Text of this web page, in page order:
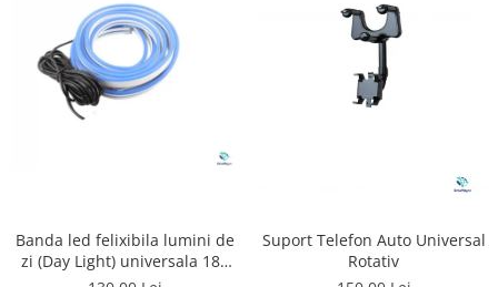
Banda led felixibila lumini de
zi (Day Light) universala 180
cm
Suport Telefon Auto Universal
Rotativ